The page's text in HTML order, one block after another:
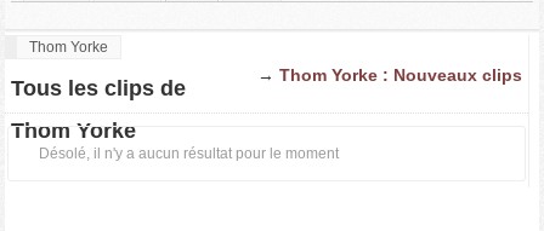
Thom Yorke
→ Thom Yorke : Nouveaux clips
Tous les clips de
Thom Yorke
Désolé, il n'y a aucun résultat pour le moment